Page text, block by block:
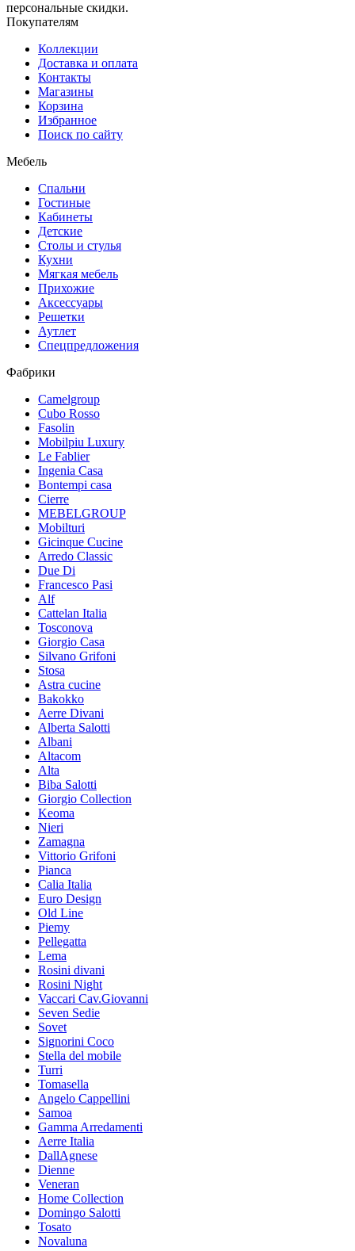
персональные скидки.
Покупателям
Коллекции
Доставка и оплата
Контакты
Магазины
Корзина
Избранное
Поиск по сайту
Мебель
Спальни
Гостиные
Кабинеты
Детские
Столы и стулья
Кухни
Мягкая мебель
Прихожие
Аксессуары
Решетки
Аутлет
Спецпредложения
Фабрики
Camelgroup
Cubo Rosso
Fasolin
Mobilpiu Luxury
Le Fablier
Ingenia Casa
Bontempi casa
Cierre
MEBELGROUP
Mobilturi
Gicinque Cucine
Arredo Classic
Due Di
Francesco Pasi
Alf
Cattelan Italia
Tosconova
Giorgio Casa
Silvano Grifoni
Stosa
Astra cucine
Bakokko
Aerre Divani
Alberta Salotti
Albani
Altacom
Alta
Biba Salotti
Giorgio Collection
Keoma
Nieri
Zamagna
Vittorio Grifoni
Pianca
Calia Italia
Euro Design
Old Line
Piemy
Pellegatta
Lema
Rosini divani
Rosini Night
Vaccari Cav.Giovanni
Seven Sedie
Sovet
Signorini Coco
Stella del mobile
Turri
Tomasella
Angelo Cappellini
Samoa
Gamma Arredamenti
Aerre Italia
DallAgnese
Dienne
Veneran
Home Collection
Domingo Salotti
Tosato
Novaluna